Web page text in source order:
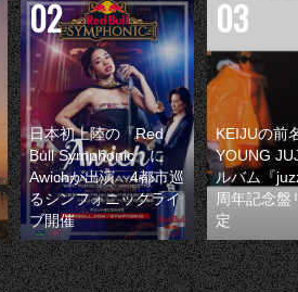
日本初上陸の『Red
Bull Symphonic』に
Awichが出演 4都市巡
るシンフォニックライ
ブ開催
KEIJUの前
YOUNG
ルバム『
周年記念盤
定